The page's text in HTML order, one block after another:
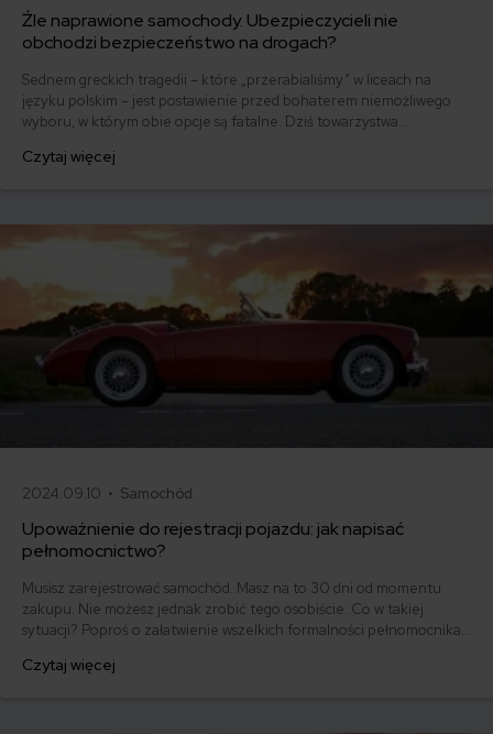
Źle naprawione samochody. Ubezpieczycieli nie
obchodzi bezpieczeństwo na drogach?
Sednem greckich tragedii – które „przerabialiśmy” w liceach na
języku polskim – jest postawienie przed bohaterem niemożliwego
wyboru, w którym obie opcje są fatalne. Dziś towarzystwa
uczestniczył w wypadku lub kolizji, każąc mu wybrać między
Czytaj więcej
2024.09.10 • Samochód
Upoważnienie do rejestracji pojazdu: jak napisać
pełnomocnictwo?
Musisz zarejestrować samochód. Masz na to 30 dni od momentu
zakupu. Nie możesz jednak zrobić tego osobiście. Co w takiej
sytuacji? Poproś o załatwienie wszelkich formalności pełnomocnika.
pojazdu. Jak napisać pełnomocnictwo? Co powinno zawierać
Czytaj więcej